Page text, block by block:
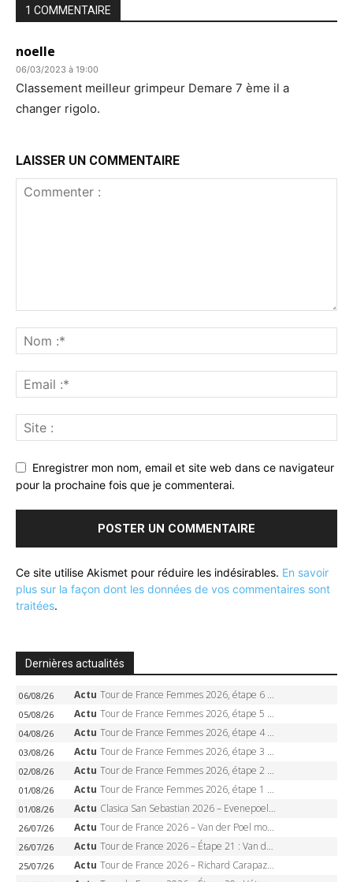
1 COMMENTAIRE
noelle
06/03/2023 à 19:00
Classement meilleur grimpeur Demare 7 ème il a
changer rigolo.
LAISSER UN COMMENTAIRE
Enregistrer mon nom, email et site web dans ce navigateur
pour la prochaine fois que je commenterai.
Ce site utilise Akismet pour réduire les indésirables. En savoir
plus sur la façon dont les données de vos commentaires sont
traitées.
Dernières actualités
06/08/26 Actu Tour de France Femmes 2026, étape 6 – Kim Le Court-Pienaar gagne à Tournon, Reusser en jaune
05/08/26 Actu Tour de France Femmes 2026, étape 5 – Demi Vollering gagne à Belleville, Reusser en jaune, Ferrand-Prévot coule
04/08/26 Actu Tour de France Femmes 2026, étape 4 – Marlen Reusser écrase le chrono, Ferrand-Prévot en crise
03/08/26 Actu Tour de France Femmes 2026, étape 3 – Sigrid Haugset en solitaire, 88 km d’échappée, maillot jaune
02/08/26 Actu Tour de France Femmes 2026, étape 2 – Lorena Wiebes doublé à Genève, Markus héroïque, 7e record
01/08/26 Actu Tour de France Femmes 2026, étape 1 – Lorena Wiebes intouchable à Lausanne, premier maillot jaune
01/08/26 Actu Clasica San Sebastian 2026 – Evenepoel recordman, 4e victoire, Carapaz battu au sprint
26/07/26 Actu Tour de France 2026 – Van der Poel monumental à Paris, Pogacar égale le record des cinq sacres
26/07/26 Actu Tour de France 2026 – Étape 21 : Van der Poel, Pogacar, qui succédera à Wout van Aert sur les Champs-Elysées ?
25/07/26 Actu Tour de France 2026 – Richard Carapaz roi des Alpes, doublé et maillot à pois, Seixas perd le podium